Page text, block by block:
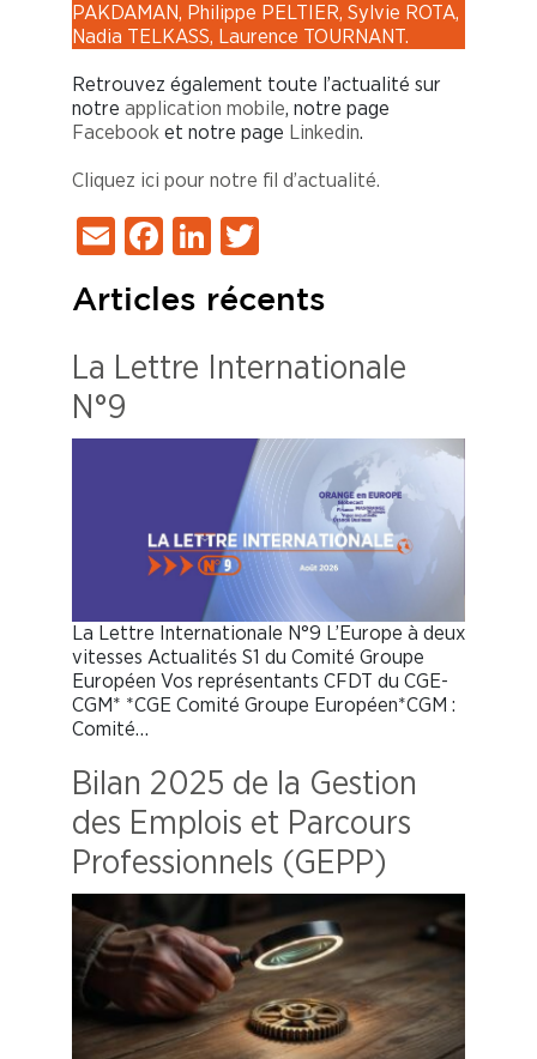
PAKDAMAN, Philippe PELTIER, Sylvie ROTA,
Nadia TELKASS, Laurence TOURNANT.
Retrouvez également toute l’actualité sur
notre application mobile, notre page
Facebook et notre page Linkedin.
Cliquez ici pour notre fil d’actualité.
EmailFacebook
LinkedIn
Articles récents
La Lettre Internationale
N°9
La Lettre Internationale N°9 L’Europe à deux
vitesses Actualités S1 du Comité Groupe
Européen Vos représentants CFDT du CGE-
CGM* *CGE Comité Groupe Européen*CGM :
Comité…
Bilan 2025 de la Gestion
des Emplois et Parcours
Professionnels (GEPP)